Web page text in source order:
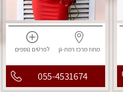
מחוז מרכז רמת-גן לפרטים נוספים
055-4531674